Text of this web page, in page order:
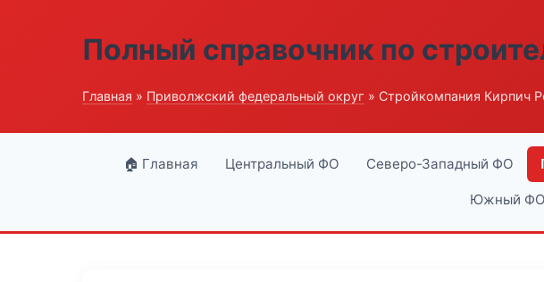
Полный справочник по
Главная » Приволжский федеральный округ » Стройкомпания Кирпич
🏠 Главная Центральный ФО Северо-Западный ФО
Южный ФО